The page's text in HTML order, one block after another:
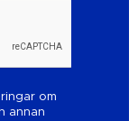
om
annan